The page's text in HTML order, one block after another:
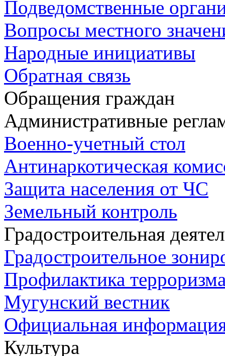
Подведомственные
Вопросы местного
Народные инициативы
Обратная связь
Обращения граждан
Административные
Военно-учетный стол
Антинаркотическая
Защита населения от ЧС
Земельный контроль
Градостроительная
Градостроительное
Профилактика
Мугунский вестник
Официальная
Культура